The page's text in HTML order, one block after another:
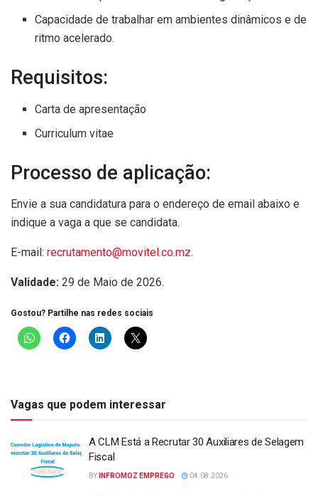
Capacidade de trabalhar em ambientes dinâmicos e de
ritmo acelerado.
Requisitos:
Carta de apresentação
Curriculum vitae
Processo de aplicação:
Envie a sua candidatura para o endereço de email abaixo e
indique a vaga a que se candidata.
E-mail: recrutamento@movitel.co.mz.
Validade: 29 de Maio de 2026.
Gostou? Partilhe nas redes sociais
Vagas que podem interessar
A CLM Está a Recrutar 30 Auxiliares de Selagem
Fiscal
BY INFROMOZ EMPREGO 04.08.2026